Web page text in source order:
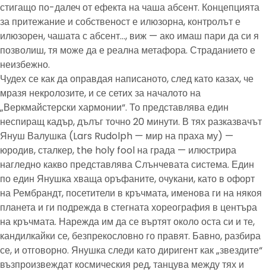
стигащо по-далеч от ефекта на чаша абсент. Концепцията
за притежание и собственост е илюзорна, контролът е
илюзорен, чашата с абсент…, виж — ако имаш пари да си я
позволиш, тя може да е реална метафора. Страданието е
неизбежно.
Чудех се как да оправдая написаното, след като казах, че
мразя некролозите, и се сетих за началото на
„Веркмайстерски хармонии“. То представлява един
неспиращ кадър, дълъг точно 20 минути. В тях разказвачът
Януш Валушка (Lars Rudolph — мир на праха му) —
юродив, сталкер, the holy fool на града — илюстрира
нагледно какво представлява Слънчевата система. Един
по един Янушка хваща оръфаните, очукани, като в офорт
на Рембрандт, посетители в кръчмата, именова ги на някоя
планета и ги подрежда в стегната хореография в центъра
на кръчмата. Нарежда им да се въртят около оста си и те,
кандилкайки се, безпрекословно го правят. Бавно, разбира
се, и отговорно. Янушка следи като диригент как „звездите“
възпроизвеждат космическия ред, танцува между тях и